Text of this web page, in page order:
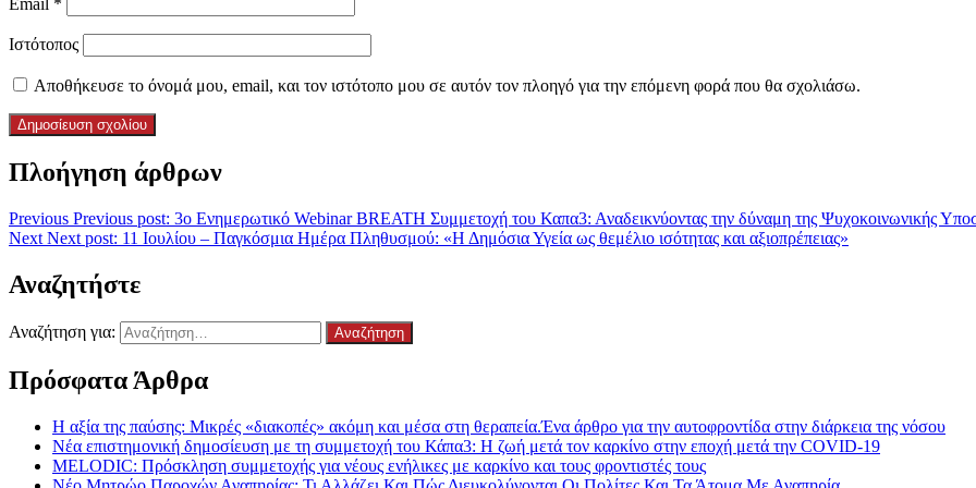
Email *
Ιστότοπος
Αποθήκευσε το όνομά μου, email, και τον ιστότοπο μου σε αυτόν τον πλοηγό για την επόμενη φορά που θα σχολιάσω.
Πλοήγηση άρθρων
Previous Previous post: 3ο Ενημερωτικό Webinar BREATH Συμμετοχή του Καπα3: Αναδεικνύοντας την δύναμη της Ψυχοκοινωνικής
Next Next post: 11 Ιουλίου – Παγκόσμια Ημέρα Πληθυσμού: «Η Δημόσια Υγεία ως θεμέλιο ισότητας και αξιοπρέπειας»
Αναζητήστε
Αναζήτηση για:
Πρόσφατα Άρθρα
Η αξία της παύσης: Μικρές «διακοπές» ακόμη και μέσα στη θεραπεία.Ένα άρθρο για την αυτοφροντίδα στην διάρκεια της νόσου
Νέα επιστημονική δημοσίευση με τη συμμετοχή του Κάπα3: Η ζωή μετά τον καρκίνο στην εποχή μετά την COVID-19
MELODIC: Πρόσκληση συμμετοχής για νέους ενήλικες με καρκίνο και τους φροντιστές τους